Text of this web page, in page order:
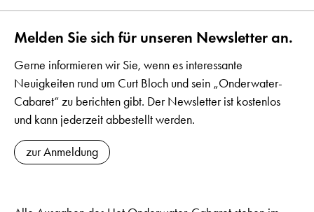
Melden Sie sich für unseren Newsletter an.
Gerne informieren wir Sie, wenn es interessante
Neuigkeiten rund um Curt Bloch und sein „Onderwater-
Cabaret“ zu berichten gibt. Der Newsletter ist kostenlos
und kann jederzeit abbestellt werden.
zur Anmeldung